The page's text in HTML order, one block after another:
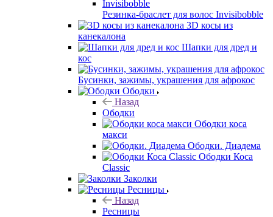
Резинка-браслет для волос Invisibobble
3D косы из
канекалона
Шапки для дред и
кос
Бусинки, зажимы, украшения для афрокос
Ободки
Назад
Ободки
Ободки коса
макси
Ободки. Диадема
Ободки Коса
Classic
Заколки
Ресницы
Назад
Ресницы